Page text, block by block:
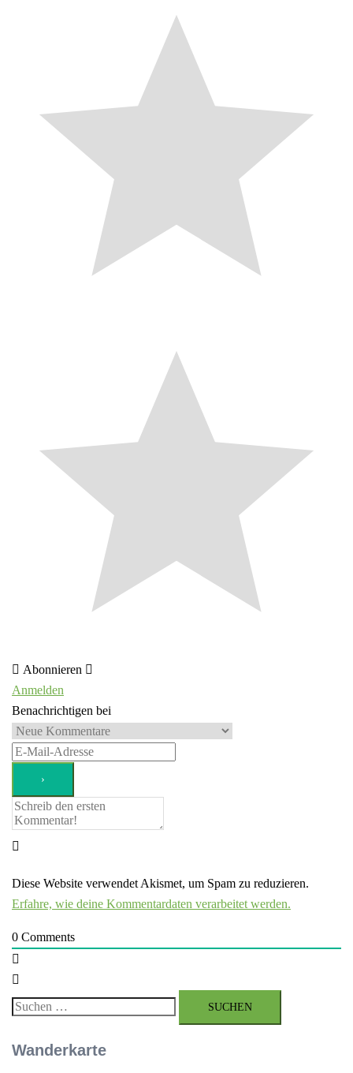
Abonnieren
Anmelden
Benachrichtigen bei
Diese Website verwendet Akismet, um Spam zu reduzieren.
Erfahre, wie deine Kommentardaten verarbeitet werden.
0 Comments
Suchen
Wanderkarte